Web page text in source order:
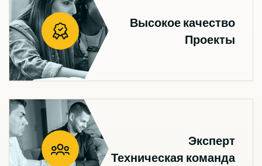
Высокое качество
Проекты
Эксперт
Техническая команда